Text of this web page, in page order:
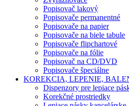
Popisovač lakový
Popisovače permanentné
Popisovače na papier
Popisovače na biele tabule
Popisovače flipchartové
Popisovače na fólie
Popisovač na CD/DVD
Popisovače špeciálne
KOREKCIA, LEPENIE,
Dispenzory pre lepiace
Korekčné prostriedky